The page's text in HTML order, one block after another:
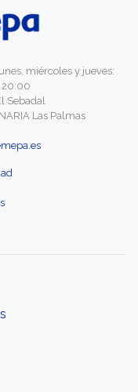
miércoles y jueves:
20:00
Sebadal
Las Palmas